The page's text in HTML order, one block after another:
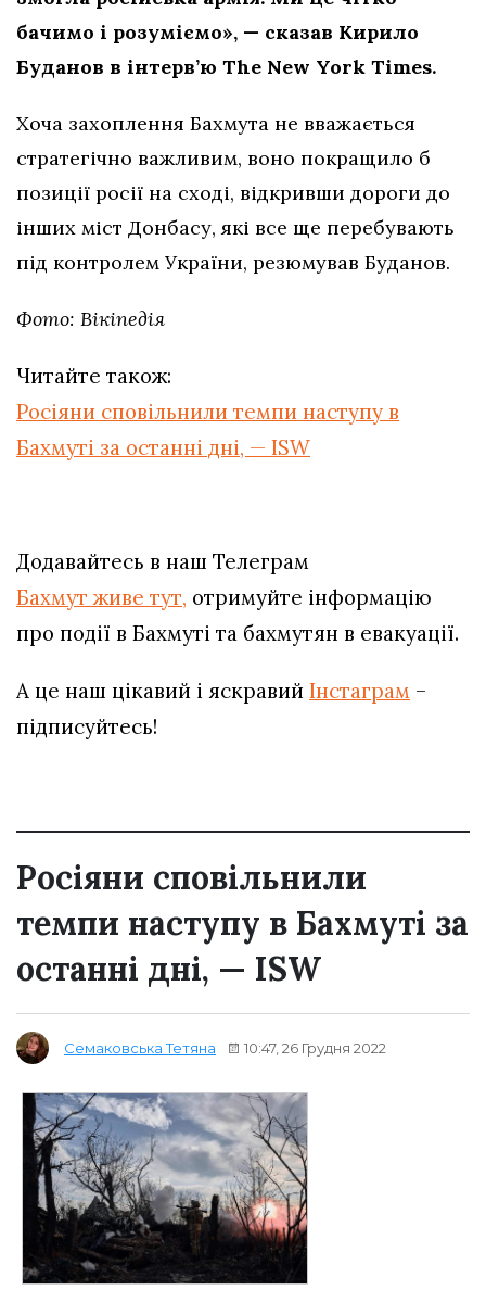
бачимо і розуміємо», — сказав Кирило
Буданов в інтерв’ю The New York Times.
Хоча захоплення Бахмута не вважається
стратегічно важливим, воно покращило б
позиції росії на сході, відкривши дороги до
інших міст Донбасу, які все ще перебувають
під контролем України, резюмував Буданов.
Фото: Вікіпедія
Читайте також:
Росіяни сповільнили темпи наступу в
Бахмуті за останні дні, — ISW
Додавайтесь в наш Телеграм
Бахмут живе тут, отримуйте інформацію
про події в Бахмуті та бахмутян в евакуації.
А це наш цікавий і яскравий Інстаграм –
підписуйтесь!
Росіяни сповільнили
темпи наступу в Бахмуті за
останні дні, — ISW
Семаковська Тетяна 10:47, 26 Грудня 2022